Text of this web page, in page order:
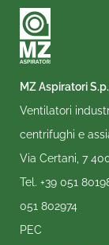
MZ Aspiratori
Ventilatori
centrifughi e
Via Certani, 7
Tel. +39 051
051 802974
PEC